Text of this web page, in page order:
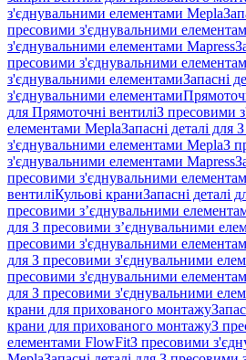
з'єднувальними елементами Mepla
пресовими з'єднувальними
з'єднувальними елементами Mapress
пресовими з'єднувальними
з'єднувальними елементамиЗапасні
з'єднувальними елементами
для Прямоточні вентиліЗ пресовими
елементами MeplaЗапасні деталі для
з'єднувальними елементами MeplaЗ
з'єднувальними елементами Mapress
пресовими з'єднувальними
вентиліКульові краниЗапасні деталі
пресовими з’єднувальними
для З пресовими з’єднувальними
пресовими з'єднувальними
для З пресовими з'єднувальними
пресовими з'єднувальними
для З пресовими з'єднувальними
крани для прихованого монтажу
крани для прихованого монтажуЗ
елементами FlowFitЗ пресовими